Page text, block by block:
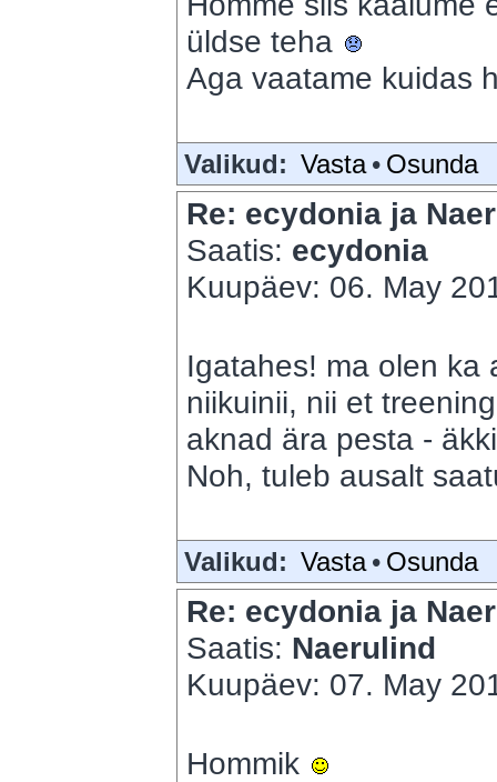
üldse teha
Aga vaatame kuidas
Valikud: Vasta • Osunda
Re: ecydonia ja
Saatis: ecydonia
Kuupäev: 06. May
Igatahes! ma olen ka
niikuinii, nii et
aknad ära pesta -
Noh, tuleb ausalt
Valikud: Vasta • Osunda
Re: ecydonia ja
Saatis: Naerulind
Kuupäev: 07. May
Hommik